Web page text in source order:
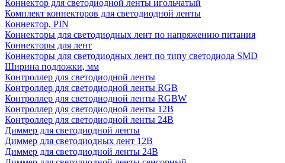
Коннектор для светодиодной ленты игольчатый
Комплект коннекторов для светодиодной ленты
Коннектор, PIN
Коннекторы для светодиодных лент по напряжению питания
Коннекторы для лент
Коннекторы для светодиодных лент по типу светодиода SMD
Ширина подложки, мм
Контроллер для светодиодной ленты
Контроллер для светодиодной ленты RGB
Контроллер для светодиодной ленты RGBW
Контроллер для светодиодной ленты 12В
Контроллер для светодиодной ленты 24В
Диммер для светодиодной ленты
Диммер для светодиодных лент 12В
Диммер для светодиодной ленты 24В